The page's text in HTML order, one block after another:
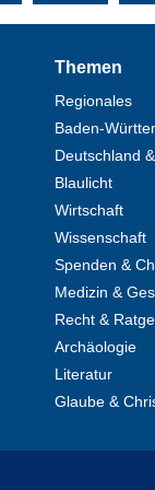
Themen
Regionales
Baden-
Deutschland
Blaulicht
Wirtschaft
Wissenschaft
Spenden &
Medizin &
Recht &
Archäologie
Literatur
Glaube &